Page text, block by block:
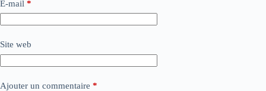
E-mail *
Site web
Ajouter un commentaire *